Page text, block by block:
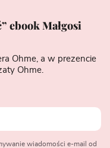
ebook Małgosi
Ohme, a w prezencie
Ohme.
wiadomości e-mail od